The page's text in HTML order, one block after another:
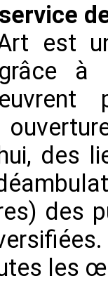
est
à
des
des
les